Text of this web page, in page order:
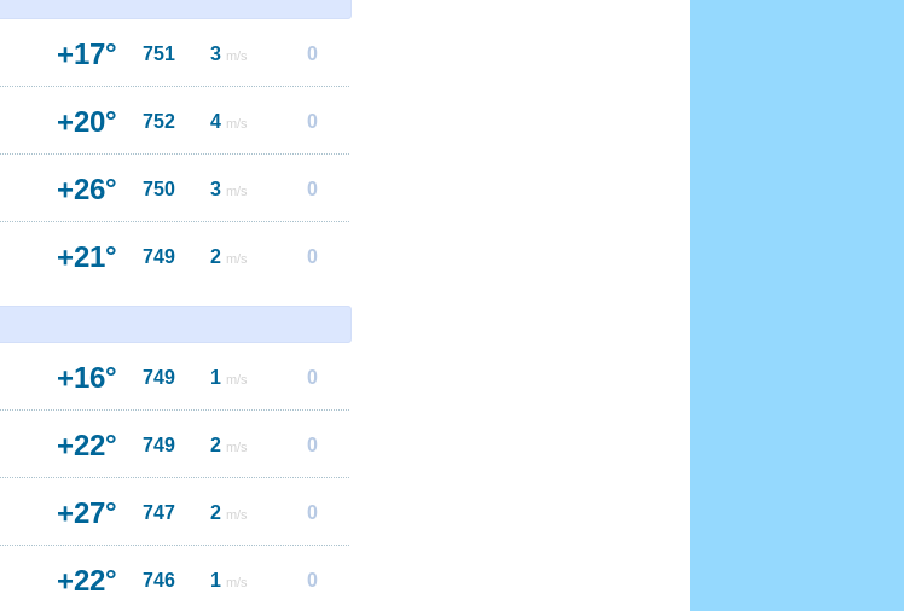
+17° 751 3 m/s 0
+20° 752 4 m/s 0
+26° 750 3 m/s 0
+21° 749 2 m/s 0
+16° 749 1 m/s 0
+22° 749 2 m/s 0
+27° 747 2 m/s 0
+22° 746 1 m/s 0